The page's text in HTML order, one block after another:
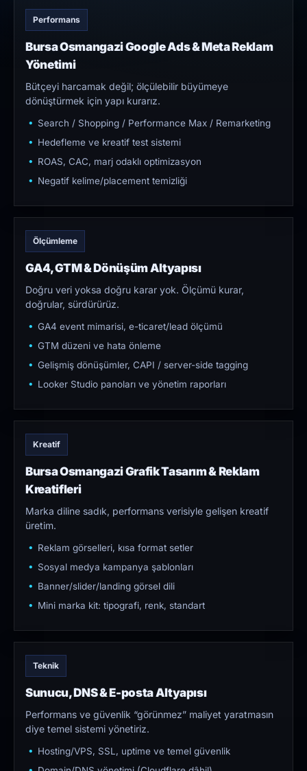
Performans
Bursa Osmangazi Google Ads & Meta Reklam
Yönetimi
Bütçeyi harcamak değil; ölçülebilir büyümeye
dönüştürmek için yapı kurarız.
Search / Shopping / Performance Max / Remarketing
Hedefleme ve kreatif test sistemi
ROAS, CAC, marj odaklı optimizasyon
Negatif kelime/placement temizliği
Ölçümleme
GA4, GTM & Dönüşüm Altyapısı
Doğru veri yoksa doğru karar yok. Ölçümü kurar,
doğrular, sürdürürüz.
GA4 event mimarisi, e-ticaret/lead ölçümü
GTM düzeni ve hata önleme
Gelişmiş dönüşümler, CAPI / server-side tagging
Looker Studio panoları ve yönetim raporları
Kreatif
Bursa Osmangazi Grafik Tasarım & Reklam
Kreatifleri
Marka diline sadık, performans verisiyle gelişen kreatif
üretim.
Reklam görselleri, kısa format setler
Sosyal medya kampanya şablonları
Banner/slider/landing görsel dili
Mini marka kit: tipografi, renk, standart
Teknik
Sunucu, DNS & E-posta Altyapısı
Performans ve güvenlik “görünmez” maliyet yaratmasın
diye temel sistemi yönetiriz.
Hosting/VPS, SSL, uptime ve temel güvenlik